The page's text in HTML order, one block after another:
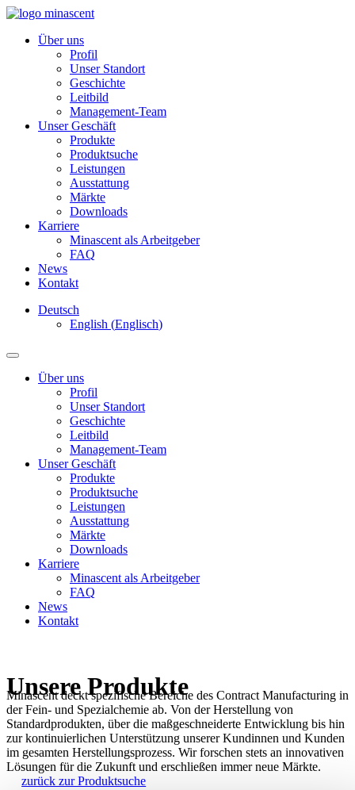
Über uns
Profil
Unser Standort
Geschichte
Leitbild
Management-Team
Unser Geschäft
Produkte
Produktsuche
Leistungen
Ausstattung
Märkte
Downloads
Karriere
Minascent als Arbeitgeber
FAQ
News
Kontakt
Deutsch
English (Englisch)
Über uns
Profil
Unser Standort
Geschichte
Leitbild
Management-Team
Unser Geschäft
Produkte
Produktsuche
Leistungen
Ausstattung
Märkte
Downloads
Karriere
Minascent als Arbeitgeber
FAQ
News
Kontakt
Unsere Produkte
Minascent deckt spezifische Bereiche des Contract Manufacturing in
der Fein- und Spezialchemie ab. Von der Herstellung von
Standardprodukten, über die maßgeschneiderte Entwicklung bis hin
zur kontinuierlichen Unterstützung unserer Kundinnen und Kunden
im gesamten Herstellungsprozess. Wir forschen stets an innovativen
Lösungen für die Zukunft und erschließen immer neue Märkte.
zurück zur Produktsuche